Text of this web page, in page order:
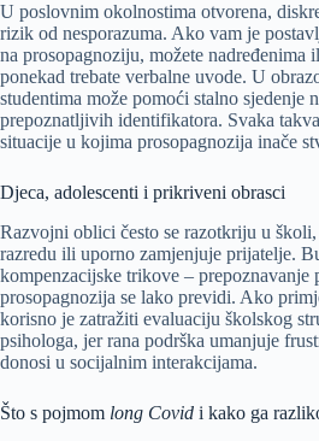
U poslovnim okolnostima otvorena,
rizik od nesporazuma. Ako vam je
na prosopagnoziju, možete nadređenima
ponekad trebate verbalne uvode. U
studentima može pomoći stalno sjedenje
prepoznatljivih identifikatora. Svaka
situacije u kojima prosopagnozija inače
Djeca, adolescenti i prikriveni obrasci
Razvojni oblici često se razotkriju u školi,
razredu ili uporno zamjenjuje prijatelje.
kompenzacijske trikove –
prosopagnozija se lako previdi. Ako
korisno je zatražiti evaluaciju školskog
psihologa, jer rana podrška umanjuje
donosi u socijalnim interakcijama.
Što s pojmom long Covid i kako ga